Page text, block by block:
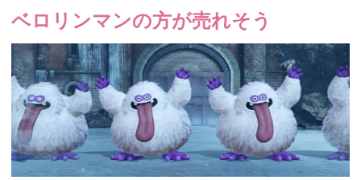
ベロリンマンの方が売れそう